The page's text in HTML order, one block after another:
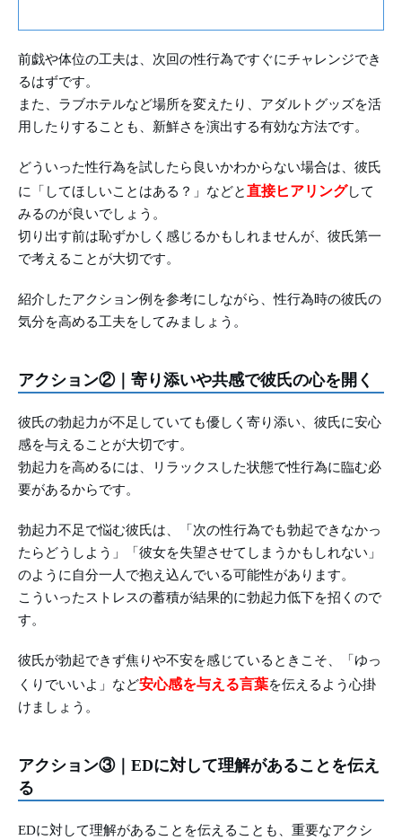
前戯や体位の工夫は、次回の性行為ですぐにチャレンジでき
るはずです。
また、ラブホテルなど場所を変えたり、アダルトグッズを活
用したりすることも、新鮮さを演出する有効な方法です。
どういった性行為を試したら良いかわからない場合は、彼氏
に「してほしいことはある？」などと直接ヒアリングして
みるのが良いでしょう。
切り出す前は恥ずかしく感じるかもしれませんが、彼氏第一
で考えることが大切です。
紹介したアクション例を参考にしながら、性行為時の彼氏の
気分を高める工夫をしてみましょう。
アクション②｜寄り添いや共感で彼氏の心を開く
彼氏の勃起力が不足していても優しく寄り添い、彼氏に安心
感を与えることが大切です。
勃起力を高めるには、リラックスした状態で性行為に臨む必
要があるからです。
勃起力不足で悩む彼氏は、「次の性行為でも勃起できなかっ
たらどうしよう」「彼女を失望させてしまうかもしれない」
のように自分一人で抱え込んでいる可能性があります。
こういったストレスの蓄積が結果的に勃起力低下を招くので
す。
彼氏が勃起できず焦りや不安を感じているときこそ、「ゆっ
くりでいいよ」など安心感を与える言葉を伝えるよう心掛
けましょう。
アクション③｜EDに対して理解があることを伝え
る
EDに対して理解があることを伝えることも、重要なアクシ